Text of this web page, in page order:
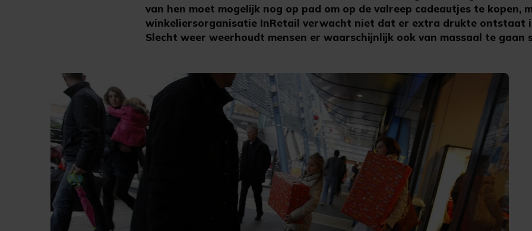
van hen moet mogelijk nog op pad om op de valreep cadeautjes te kopen,
winkeliersorganisatie InRetail verwacht niet dat er extra drukte ontstaat
Slecht weer weerhoudt mensen er waarschijnlijk ook van massaal te gaan